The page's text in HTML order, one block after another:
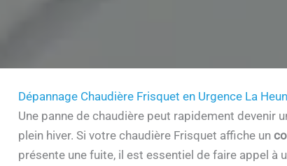
Dépannage Chaudière Frisquet en Urgence La
Une panne de chaudière peut rapidement devenir
plein hiver. Si votre chaudière Frisquet affiche un
présente une fuite, il est essentiel de faire appel à